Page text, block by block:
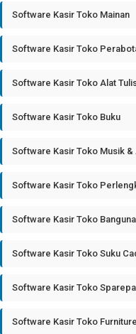
Software Kasir Toko Mainan
Software Kasir Toko
Software Kasir Toko Alat
Software Kasir Toko Buku
Software Kasir Toko Musik &
Software Kasir Toko
Software Kasir Toko
Software Kasir Toko Suku
Software Kasir Toko
Software Kasir Toko Furniture